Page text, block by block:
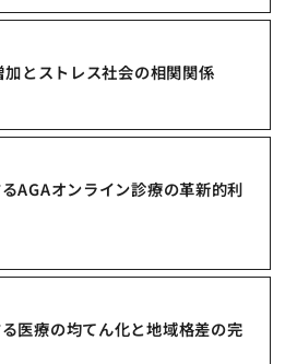
とストレス社会の相関関係
AGAオンライン診療の革新的利
医療の均てん化と地域格差の完